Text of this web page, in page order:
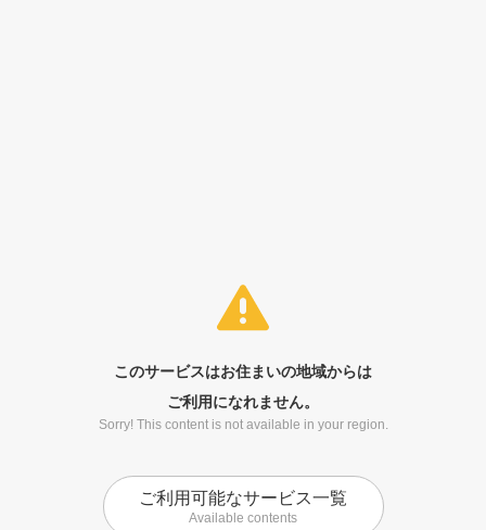
このサービスはお住まいの地域からは
ご利用になれません。
Sorry! This content is not available in your region.
ご利用可能なサービス一覧
Available contents